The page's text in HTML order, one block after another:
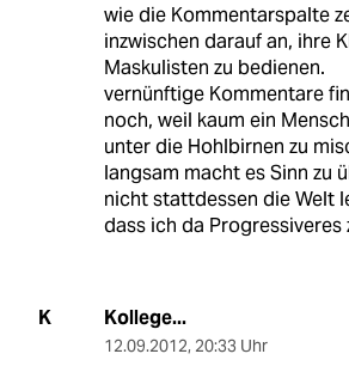
wie die Kommentarspalte
inzwischen darauf an, ihre
Maskulisten zu bedienen.
vernünftige Kommentare
noch, weil kaum ein
unter die Hohlbirnen zu
langsam macht es Sinn zu
nicht stattdessen die Welt
dass ich da Progressiveres
K Kollege...
12.09.2012, 20:33 Uhr